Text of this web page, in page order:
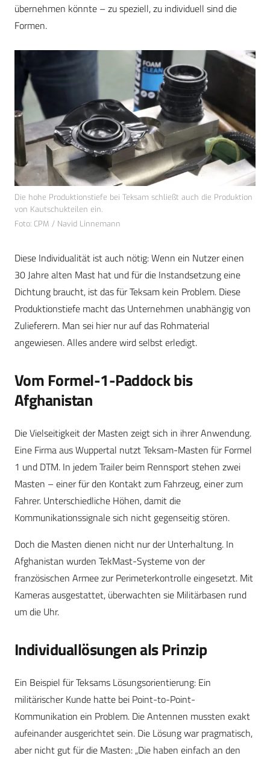
übernehmen könnte – zu speziell, zu individuell sind die
Formen.
Die hohe Produktionstiefe bei Teksam schließt auch die Produktion
von Kautschukteilen ein.
Foto: CPM / Navid Linnemann
Diese Individualität ist auch nötig: Wenn ein Nutzer einen
30 Jahre alten Mast hat und für die Instandsetzung eine
Dichtung braucht, ist das für Teksam kein Problem. Diese
Produktionstiefe macht das Unternehmen unabhängig von
Zulieferern. Man sei hier nur auf das Rohmaterial
angewiesen. Alles andere wird selbst erledigt.
Vom Formel-1-Paddock bis
Afghanistan
Die Vielseitigkeit der Masten zeigt sich in ihrer Anwendung.
Eine Firma aus Wuppertal nutzt Teksam-Masten für Formel
1 und DTM. In jedem Trailer beim Rennsport stehen zwei
Masten – einer für den Kontakt zum Fahrzeug, einer zum
Fahrer. Unterschiedliche Höhen, damit die
Kommunikationssignale sich nicht gegenseitig stören.
Doch die Masten dienen nicht nur der Unterhaltung. In
Afghanistan wurden TekMast-Systeme von der
französischen Armee zur Perimeterkontrolle eingesetzt. Mit
Kameras ausgestattet, überwachten sie Militärbasen rund
um die Uhr.
Individuallösungen als Prinzip
Ein Beispiel für Teksams Lösungsorientierung: Ein
militärischer Kunde hatte bei Point-to-Point-
Kommunikation ein Problem. Die Antennen mussten exakt
aufeinander ausgerichtet sein. Die Lösung war pragmatisch,
aber nicht gut für die Masten: „Die haben einfach an den